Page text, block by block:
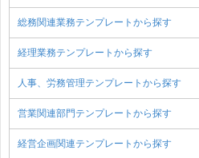
総務関連業務テンプレートから探す
経理業務テンプレートから探す
人事、労務管理テンプレートから探す
営業関連部門テンプレートから探す
経営企画関連テンプレートから探す